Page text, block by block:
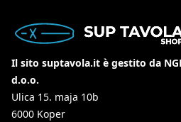
Il sito suptavola.it è gestito da
d.o.o.
Ulica 15. maja 10b
6000 Koper